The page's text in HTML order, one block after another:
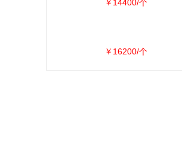
￥14400/个
￥16200/个